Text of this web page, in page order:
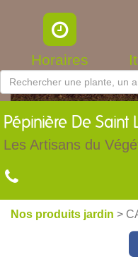
Horaires
Pépinière De Saint
Les Artisans du
Nos produits jardin >